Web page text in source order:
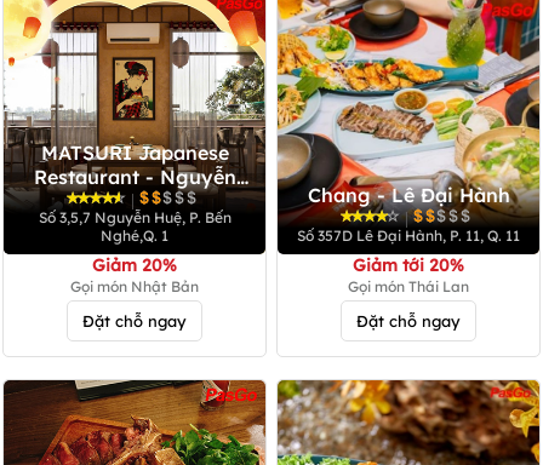
MATSURI Japanese
Restaurant - Nguyễn
Huệ
|
Số 3,5,7 Nguyễn Huệ, P. Bến
Nghé,Q. 1
Giảm 20%
Gọi món Nhật Bản
Đặt chỗ ngay
Chang - Lê Đại Hành
|
Số 357D Lê Đại Hành, P. 11, Q. 11
Giảm tới 20%
Gọi món Thái Lan
Đặt chỗ ngay